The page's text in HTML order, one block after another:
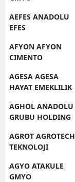
AEFES ANADOLU
EFES
AFYON AFYON
CIMENTO
AGESA AGESA
HAYAT EMEKLILIK
AGHOL ANADOLU
GRUBU HOLDING
AGROT AGROTECH
TEKNOLOJI
AGYO ATAKULE
GMYO